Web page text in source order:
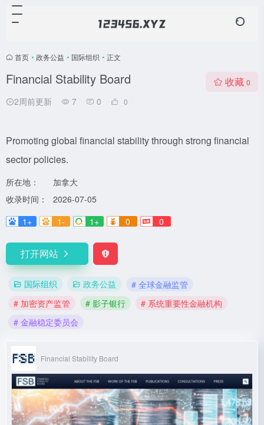
首页 • 政务公益 • 国际组织 • 正文
Financial Stability Board
2周前更新 7 0 0
收藏 0
Promoting global financial stability through strong financial
sector policies.
所在地：
加拿大
收录时间：
2026-07-05
1+
1- 1+ 0 0
打开网站
国际组织 政务公益
# 全球金融监管
# 加密资产监管
# 影子银行
# 系统重要性金融机构
# 金融稳定委员会
Financial Stability Board